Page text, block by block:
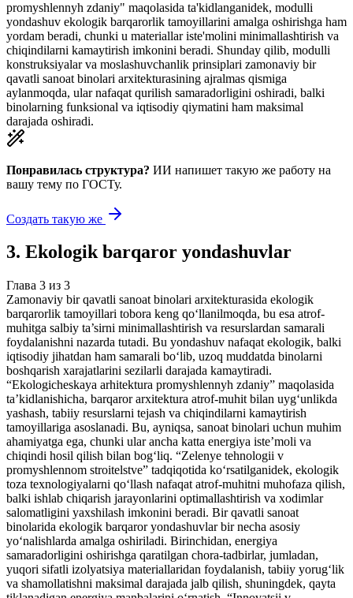
promyshlennyh zdaniy" maqolasida ta'kidlanganidek, modulli
yondashuv ekologik barqarorlik tamoyillarini amalga oshirishga ham
yordam beradi, chunki u materiallar iste'molini minimallashtirish va
chiqindilarni kamaytirish imkonini beradi. Shunday qilib, modulli
konstruksiyalar va moslashuvchanlik prinsiplari zamonaviy bir
qavatli sanoat binolari arxitekturasining ajralmas qismiga
aylanmoqda, ular nafaqat qurilish samaradorligini oshiradi, balki
binolarning funksional va iqtisodiy qiymatini ham maksimal
darajada oshiradi.
Понравилась структура? ИИ напишет такую же работу на
вашу тему по ГОСТу.
Создать такую же
3. Ekologik barqaror yondashuvlar
Глава 3 из 3
Zamonaviy bir qavatli sanoat binolari arxitekturasida ekologik
barqarorlik tamoyillari tobora keng qo‘llanilmoqda, bu esa atrof-
muhitga salbiy ta’sirni minimallashtirish va resurslardan samarali
foydalanishni nazarda tutadi. Bu yondashuv nafaqat ekologik, balki
iqtisodiy jihatdan ham samarali bo‘lib, uzoq muddatda binolarni
boshqarish xarajatlarini sezilarli darajada kamaytiradi.
“Ekologicheskaya arhitektura promyshlennyh zdaniy” maqolasida
ta’kidlanishicha, barqaror arxitektura atrof-muhit bilan uyg‘unlikda
yashash, tabiiy resurslarni tejash va chiqindilarni kamaytirish
tamoyillariga asoslanadi. Bu, ayniqsa, sanoat binolari uchun muhim
ahamiyatga ega, chunki ular ancha katta energiya iste’moli va
chiqindi hosil qilish bilan bog‘liq. “Zelenye tehnologii v
promyshlennom stroitelstve” tadqiqotida ko‘rsatilganidek, ekologik
toza texnologiyalarni qo‘llash nafaqat atrof-muhitni muhofaza qilish,
balki ishlab chiqarish jarayonlarini optimallashtirish va xodimlar
salomatligini yaxshilash imkonini beradi. Bir qavatli sanoat
binolarida ekologik barqaror yondashuvlar bir necha asosiy
yo‘nalishlarda amalga oshiriladi. Birinchidan, energiya
samaradorligini oshirishga qaratilgan chora-tadbirlar, jumladan,
yuqori sifatli izolyatsiya materiallaridan foydalanish, tabiiy yorug‘lik
va shamollatishni maksimal darajada jalb qilish, shuningdek, qayta